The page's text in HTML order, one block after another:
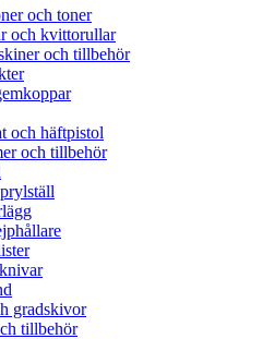
och toner
och kvittorullar
och tillbehör
och häftpistol
och tillbehör
gradskivor
tillbehör